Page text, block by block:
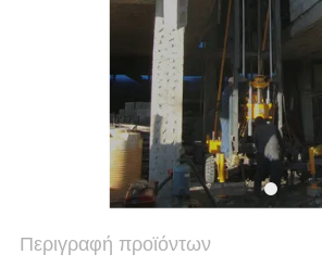
ΠΟΛΙΤΙΚΉ
ΑΠΟΡΡΉΤΟΥ
Περιγραφή προϊόντων